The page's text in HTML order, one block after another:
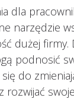
dla
narzędzie
dużej firmy.
podnosić
do
rozwijać